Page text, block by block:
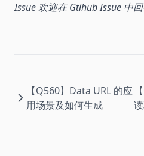
Issue 欢迎在 Gtihub Issue 中
【Q560】Data URL 的应
用场景及如何生成